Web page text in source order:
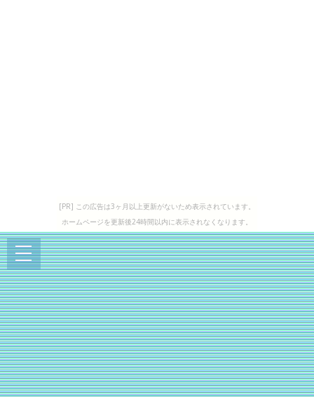
[PR] この広告は3ヶ月以上更新がないため表示されています。
ホームページを更新後24時間以内に表示されなくなります。